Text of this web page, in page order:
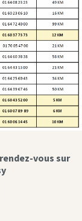
vous sur